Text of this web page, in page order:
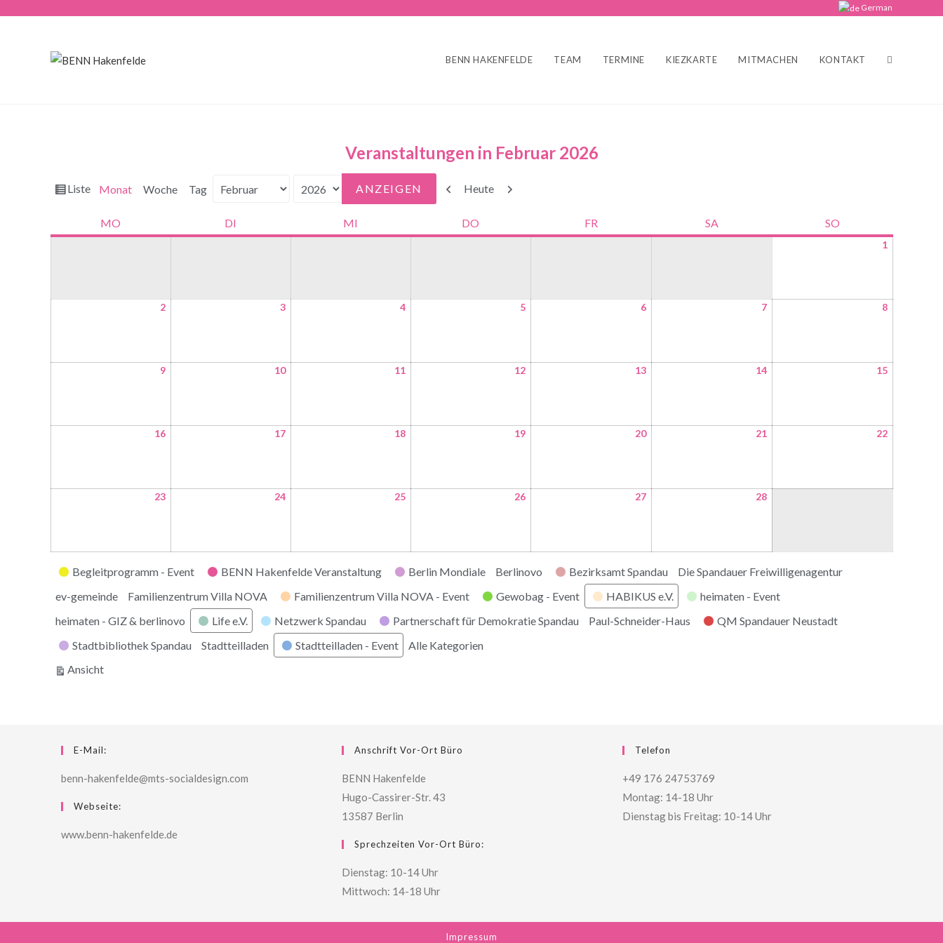
German
BENN HAKENFELDE TEAM TERMINE KIEZKARTE MITMACHEN KONTAKT
Veranstaltungen in Februar 2026
Ansicht
Liste Monat Woche Tag
Monat
Jahr
Zurück
Heute Weiter
MO DI MI DO FR SA SO
1
2 3 4 5 6 7 8
9 10 11 12 13 14 15
16 17 18 19 20 21 22
23 24 25 26 27 28
Kategorien
Begleitprogramm - Event BENN Hakenfelde Veranstaltung Berlin Mondiale Berlinovo Bezirksamt Spandau
Die Spandauer Freiwilligenagentur
ev-gemeinde
Familienzentrum Villa NOVA Familienzentrum Villa NOVA - Event Gewobag - Event HABIKUS e.V.
heimaten - Event
heimaten - GIZ & berlinovo
Life e.V. Netzwerk Spandau Partnerschaft für Demokratie Spandau Paul-Schneider-Haus
QM Spandauer Neustadt
Stadtbibliothek Spandau
Stadtteilladen Stadtteilladen - Event
Alle Kategorien
Ansichtausdrucken
E-Mail:
benn-hakenfelde@mts-socialdesign.com
Webseite:
www.benn-hakenfelde.de
Anschrift Vor-Ort Büro
BENN Hakenfelde
Hugo-Cassirer-Str. 43
13587 Berlin
Sprechzeiten Vor-Ort Büro:
Dienstag: 10-14 Uhr
Mittwoch: 14-18 Uhr
Telefon
+49 176 24753769
Montag: 14-18 Uhr
Dienstag bis Freitag: 10-14 Uhr
Impressum